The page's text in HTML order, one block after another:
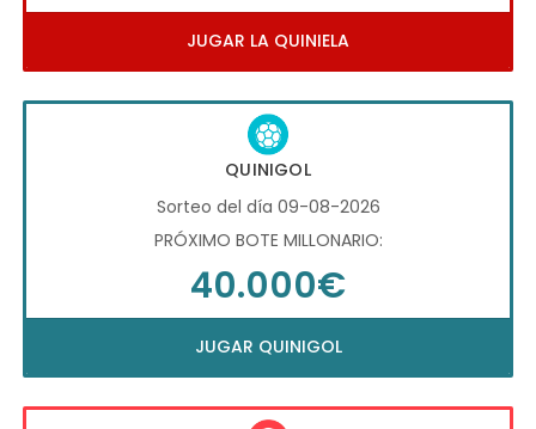
JUGAR LA QUINIELA
QUINIGOL
Sorteo del día 09-08-2026
PRÓXIMO BOTE MILLONARIO:
40.000€
JUGAR QUINIGOL